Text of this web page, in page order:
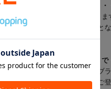
●「商品のお気に入り登録」で・・
ラスト1点や再入荷の通知が届きま
登録して頂いた商品だけが対象と
ことも！
●「ブランドのお気に入り登録」で
新商品や再入荷など、いち早くブ
受け取ることができますので、ご